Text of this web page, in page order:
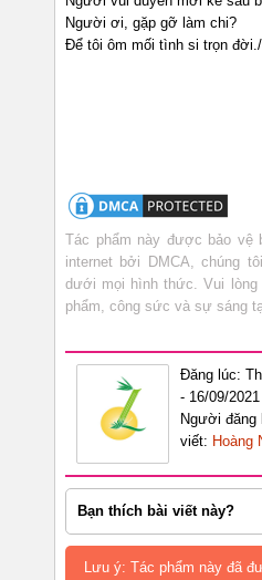
Người ơi, gặp gỡ làm chi?
Để tôi ôm mối tình si trọn
Tác phẩm này được bảo vệ
internet bởi DMCA, chúng
dưới mọi hình thức. Vui lòng
phẩm, công sức và sự sáng
Đăng lúc:
- 16/09/
Người đăng
viết: Hoàng
Bạn thích bài viết này?
Lưu ý: Tác phẩm này đã